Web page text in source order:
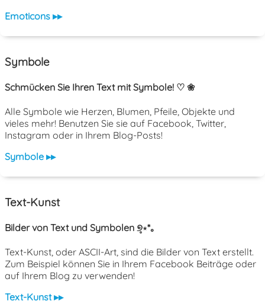
Emoticons ▸▸
Symbole
Schmücken Sie Ihren Text mit Symbole! ♡ ❀
Alle Symbole wie Herzen, Blumen, Pfeile, Objekte und
vieles mehr! Benutzen Sie sie auf Facebook, Twitter,
Instagram oder in Ihrem Blog-Posts!
Symbole ▸▸
Text-Kunst
Bilder von Text und Symbolen ୭̥⋆*｡
Text-Kunst, oder ASCII-Art, sind die Bilder von Text erstellt.
Zum Beispiel können Sie in Ihrem Facebook Beiträge oder
auf Ihrem Blog zu verwenden!
Text-Kunst ▸▸